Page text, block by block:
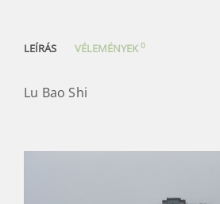
LEÍRÁS VÉLEMÉNYEK0
Lu Bao Shi